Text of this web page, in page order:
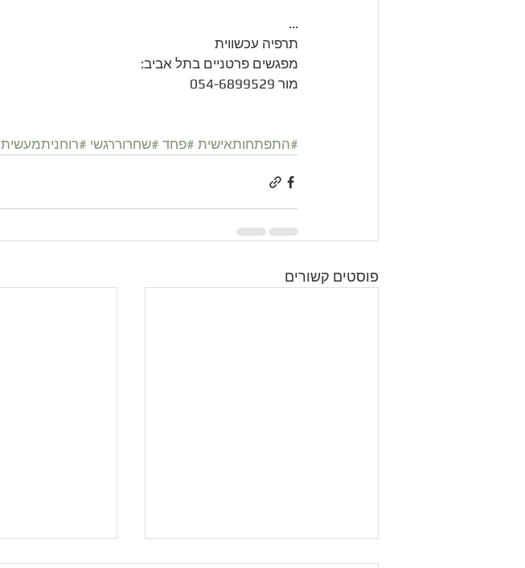
...
תרפיה עכשווית
מפגשים פרטניים בתל אביב:
מור 054-6899529
#התפתחותאישית #פחד #שחרוררגשי #רוחניתמעשית
פוסטים קשורים